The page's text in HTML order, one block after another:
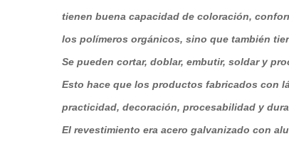
tienen buena capacidad de coloración,
los polímeros orgánicos, sino que también
Se pueden cortar, doblar, embutir, soldar y
Esto hace que los productos fabricados con
practicidad, decoración, procesabilidad y
El revestimiento era acero galvanizado con